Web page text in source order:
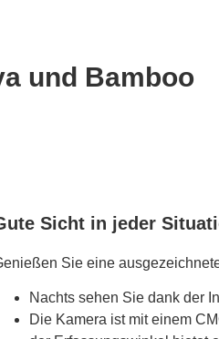
und Bamboo
Sicht in jeder
Sie eine
Nachts sehen Sie dank der
Die Kamera ist mit einem